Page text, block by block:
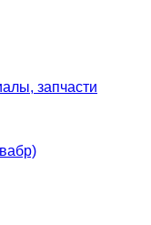
запчасти